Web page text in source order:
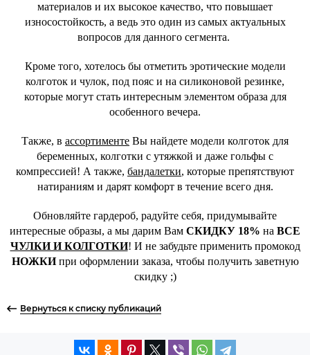
материалов и их высокое качество, что повышает
износостойкость, а ведь это один из самых актуальных
вопросов для данного сегмента.
Кроме того, хотелось бы отметить эротические модели
колготок и чулок, под пояс и на силиконовой резинке,
которые могут стать интересным элементом образа для
особенного вечера.
Также, в ассортименте Вы найдете модели колготок для
беременных, колготки с утяжкой и даже гольфы с
компрессией! А также, бандалетки, которые препятствуют
натираниям и дарят комфорт в течение всего дня.
Обновляйте гардероб, радуйте себя, придумывайте
интересные образы, а мы дарим Вам СКИДКУ 18% на ВСЕ
ЧУЛКИ И КОЛГОТКИ! И не забудьте применить промокод
НОЖКИпри оформлении заказа, чтобы получить заветную
скидку ;)
Вернуться к списку публикаций